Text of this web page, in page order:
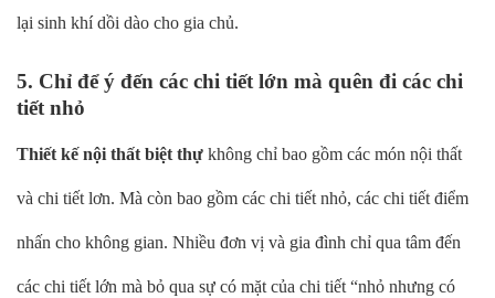
lại sinh khí dồi dào cho gia chủ.
5. Chỉ để ý đến các chi tiết lớn mà quên đi các chi
tiết nhỏ
Thiết kế nội thất biệt thự không chỉ bao gồm các món nội thất
và chi tiết lơn. Mà còn bao gồm các chi tiết nhỏ, các chi tiết điểm
nhấn cho không gian. Nhiều đơn vị và gia đình chỉ qua tâm đến
các chi tiết lớn mà bỏ qua sự có mặt của chi tiết “nhỏ nhưng có